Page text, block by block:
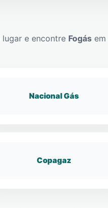
e encontre Fogás em
Nacional Gás
Copagaz